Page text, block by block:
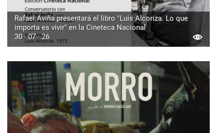
Rafael Aviña presentará el libro "Luis Alcoriza. Lo que
importa es vivir" en la Cineteca Nacional
30 · 07 · 26